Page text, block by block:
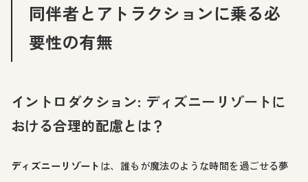
同伴者とアトラクションに乗る必
要性の有無
イントロダクション: ディズニーリゾートに
おける合理的配慮とは？
ディズニーリゾート は、誰もが魔法のような時間を過ごせる夢